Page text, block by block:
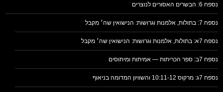
נספח 6: הבשרים האסורים לנוצרים
נספח 7: בתולות, אלמנות וגרושות: הנישואין שה׳ מקבל
נספח 7א: בתולות, אלמנות וגרושות: הנישואין שה׳ מקבל
נספח 7ב: ספר הכריתות — אמיתות ומיתוסים
נספח 7ג: מרקוס 10:11-12 והשוויון המדומה בניאוף